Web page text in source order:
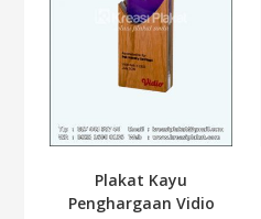
Plakat Kayu
Penghargaan Vidio